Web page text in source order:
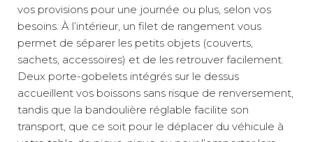
vos provisions pour une journée ou plus, selon vos
besoins. À l’intérieur, un filet de rangement vous
permet de séparer les petits objets (couverts,
sachets, accessoires) et de les retrouver facilement.
Deux porte-gobelets intégrés sur le dessus
accueillent vos boissons sans risque de renversement,
tandis que la bandoulière réglable facilite son
transport, que ce soit pour le déplacer du véhicule à